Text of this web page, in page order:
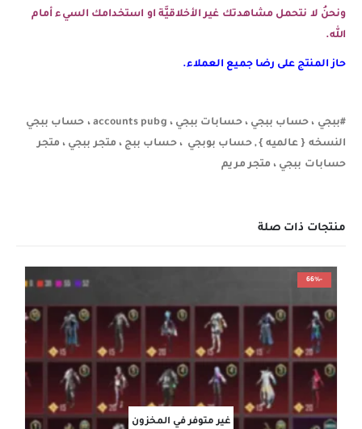
ونحنُ لا نتحمل مشاهدتك غير الأخلاقيَّة او استخدامك السيء أمام
الله.
حاز المنتج على رضا جميع العملاء.
#ببجي ، حساب ببجي ، حسابات ببجي ، accounts pubg ، حساب ببجي
النسخه { عالميه } , حساب بوبجي ، حساب ببج ، متجر ببجي ، متجر
حسابات ببجي ، متجر مريم
منتجات ذات صلة
-66%
غير متوفر في المخزون